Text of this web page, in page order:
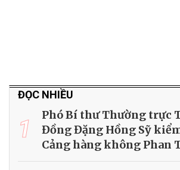
ĐỌC NHIỀU
1
Phó Bí thư Thường trực
Đồng Đặng Hồng Sỹ
Cảng hàng không Phan